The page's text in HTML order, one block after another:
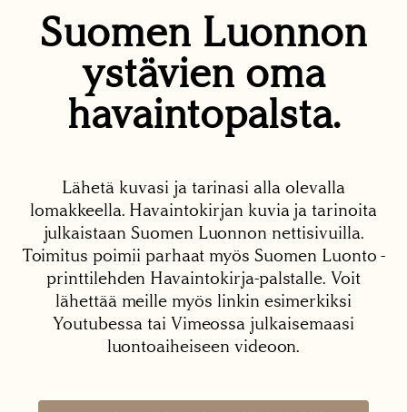
Suomen Luonnon
ystävien oma
havaintopalsta.
Lähetä kuvasi ja tarinasi alla olevalla
lomakkeella. Havaintokirjan kuvia ja tarinoita
julkaistaan Suomen Luonnon nettisivuilla.
Toimitus poimii parhaat myös Suomen Luonto -
printtilehden Havaintokirja-palstalle. Voit
lähettää meille myös linkin esimerkiksi
Youtubessa tai Vimeossa julkaisemaasi
luontoaiheiseen videoon.